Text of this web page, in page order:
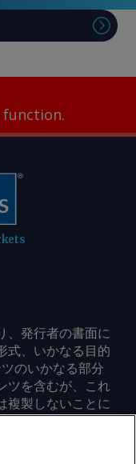
function.
、発行者の書面に
式、いかなる目的
のいかなる部分
ツを含むが、これ
複製しないことに
。